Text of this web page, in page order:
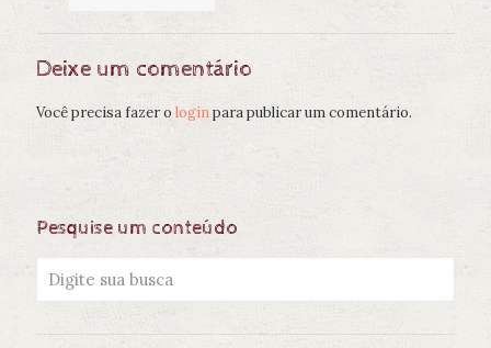
Deixe um comentário
Você precisa fazer o loginpara publicar um comentário.
Pesquise um conteúdo